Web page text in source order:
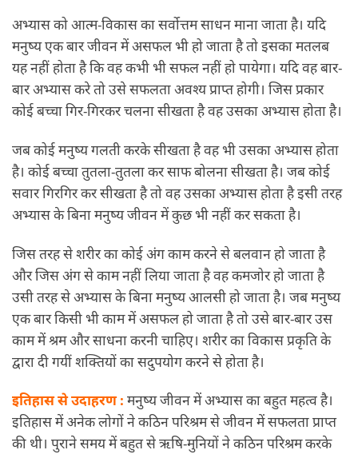
अभ्यास को आत्म-विकास का सर्वोत्तम साधन माना जाता है। यदि
मनुष्य एक बार जीवन में असफल भी हो जाता है तो इसका मतलब
यह नहीं होता है कि वह कभी भी सफल नहीं हो पायेगा। यदि वह बार-
बार अभ्यास करे तो उसे सफलता अवश्य प्राप्त होगी। जिस प्रकार
कोई बच्चा गिर-गिरकर चलना सीखता है वह उसका अभ्यास होता है।
जब कोई मनुष्य गलती करके सीखता है वह भी उसका अभ्यास होता
है। कोई बच्चा तुतला-तुतला कर साफ बोलना सीखता है। जब कोई
सवार गिरगिर कर सीखता है तो वह उसका अभ्यास होता है इसी तरह
अभ्यास के बिना मनुष्य जीवन में कुछ भी नहीं कर सकता है।
जिस तरह से शरीर का कोई अंग काम करने से बलवान हो जाता है
और जिस अंग से काम नहीं लिया जाता है वह कमजोर हो जाता है
उसी तरह से अभ्यास के बिना मनुष्य आलसी हो जाता है। जब मनुष्य
एक बार किसी भी काम में असफल हो जाता है तो उसे बार-बार उस
काम में श्रम और साधना करनी चाहिए। शरीर का विकास प्रकृति के
द्वारा दी गयीं शक्तियों का सदुपयोग करने से होता है।
इतिहास से उदाहरण : मनुष्य जीवन में अभ्यास का बहुत महत्व है।
इतिहास में अनेक लोगों ने कठिन परिश्रम से जीवन में सफलता प्राप्त
की थी। पुराने समय में बहुत से ऋषि-मुनियों ने कठिन परिश्रम करके